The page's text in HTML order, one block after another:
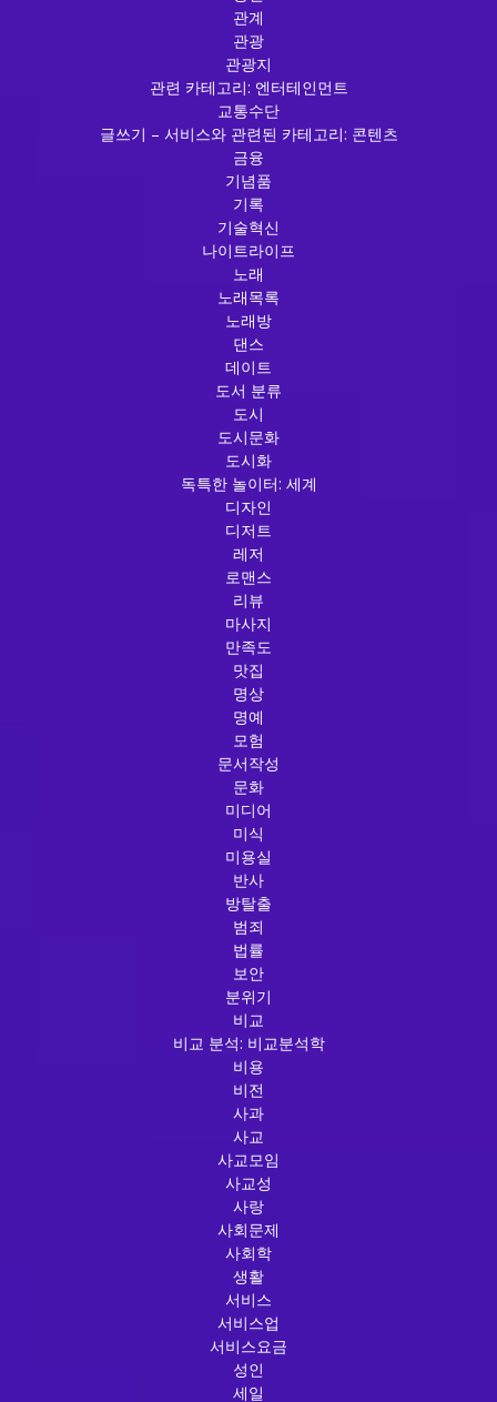
관계
관광
관광지
관련 카테고리: 엔터테인먼트
교통수단
글쓰기 – 서비스와 관련된 카테고리: 콘텐츠
금융
기념품
기록
기술혁신
나이트라이프
노래
노래목록
노래방
댄스
데이트
도서 분류
도시
도시문화
도시화
독특한 놀이터: 세계
디자인
디저트
레저
로맨스
리뷰
마사지
만족도
맛집
명상
명예
모험
문서작성
문화
미디어
미식
미용실
반사
방탈출
범죄
법률
보안
분위기
비교
비교 분석: 비교분석학
비용
비전
사과
사교
사교모임
사교성
사랑
사회문제
사회학
생활
서비스
서비스업
서비스요금
성인
세일